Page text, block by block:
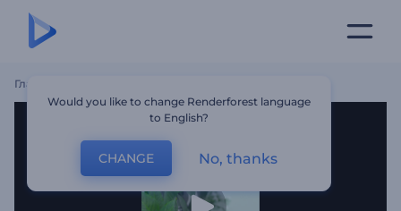
Главная
Would you like to change Renderforest language
to English?
CHANGE No, thanks